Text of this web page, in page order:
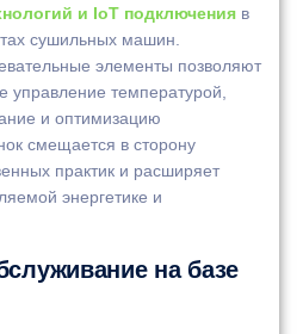
и IoT подключения в
сушильных машин.
элементы позволяют
управление температурой,
и оптимизацию
смещается в сторону
практик и расширяет
энергетике и
на базе